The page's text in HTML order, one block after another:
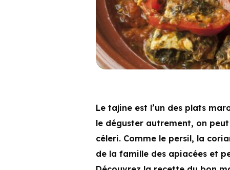
Le tajine est l’un des plats
le déguster autrement, on
céleri. Comme le persil, la
de la famille des apiacées et